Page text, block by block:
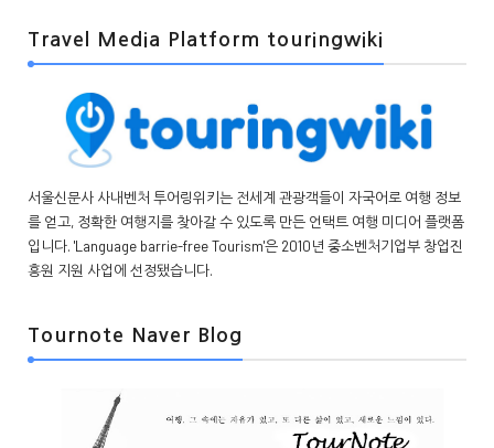
Travel Media Platform touringwiki
서울신문사 사내벤처 투어링위키는 전세계 관광객들이 자국어로 여행 정보
를 얻고, 정확한 여행지를 찾아갈 수 있도록 만든 언택트 여행 미디어 플랫폼
입니다. 'Language barrie-free Tourism'은 2010년 중소벤처기업부 창업진
흥원 지원 사업에 선정됐습니다.
Tournote Naver Blog